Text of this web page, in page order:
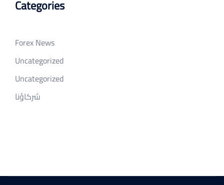
Categories
Forex News
Uncategorized
Uncategorized
شركاؤنا